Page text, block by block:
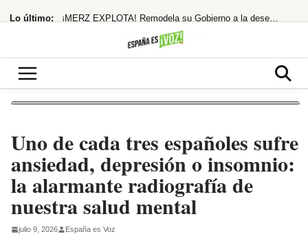
al Lo último: ¡MERZ EXPLOTA! Remodela su Gobierno a la desesperada tras el escándalo Spahn
Robles, Marlaska, Bolaños y Albares comparecerán en el Congreso por la crisis
Uno de cada tres españoles sufre
ansiedad, depresión o insomnio:
la alarmante radiografía de
nuestra salud mental
julio 9, 2026 España es Voz